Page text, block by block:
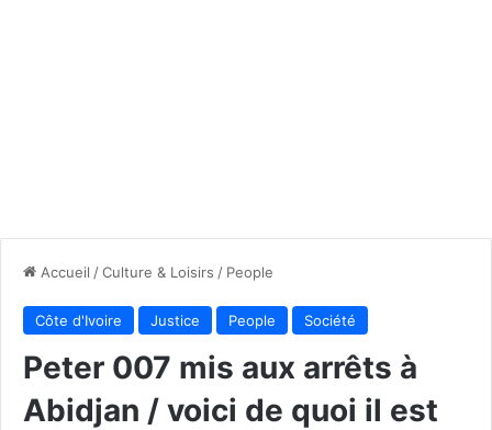
Accueil /Culture & Loisirs / People
Côte d'Ivoire Justice People Société
Peter 007 mis aux arrêts à
Abidjan / voici de quoi il est